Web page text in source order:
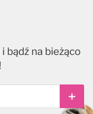
bądź na bieżąco